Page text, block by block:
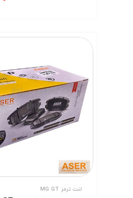
لنت ترمز MG GT